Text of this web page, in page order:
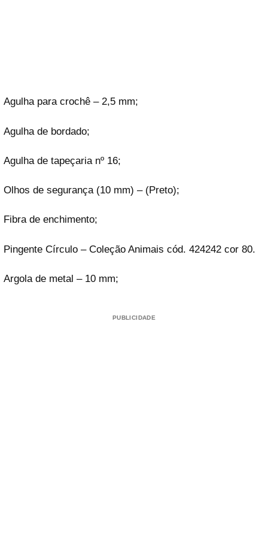
Agulha para crochê – 2,5 mm;
Agulha de bordado;
Agulha de tapeçaria nº 16;
Olhos de segurança (10 mm) – (Preto);
Fibra de enchimento;
Pingente Círculo – Coleção Animais cód. 424242 cor 80.
Argola de metal – 10 mm;
PUBLICIDADE